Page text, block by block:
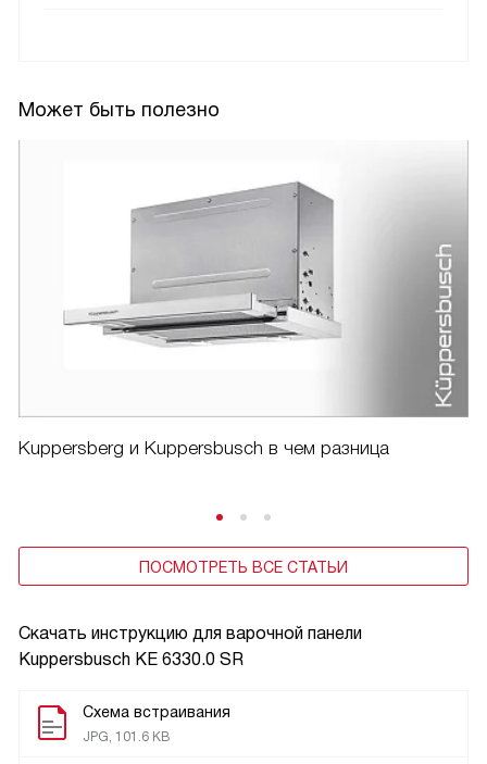
Скачать инструкцию для варочной панели
Kuppersbusch KE 6330.0 SR
Схема встраивания
JPG, 101.6 KB
Может быть полезно
Kuppersberg и Kuppersbusch в чем разница
ПОСМОТРЕТЬ ВСЕ СТАТЬИ